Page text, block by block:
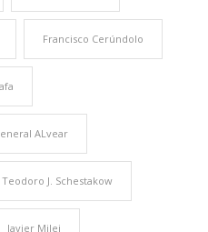
Francisco Cerúndolo
ALvear
J. Schestakow
Javier Milei